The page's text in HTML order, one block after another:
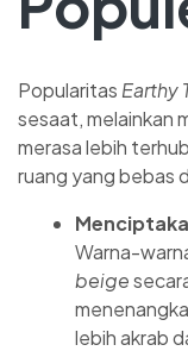
Popularitas Earthy
sesaat, melainkan
merasa lebih
ruang yang bebas
Warna-
beige
lebih akrab